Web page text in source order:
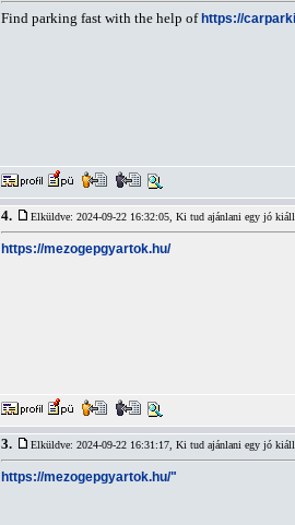
Find parking fast with the help ofhttps://
4. Elküldve: 2024-09-22 16:32:05, Ki tud ajánlani egy jó
https://mezogepgyartok.hu/
3. Elküldve: 2024-09-22 16:31:17, Ki tud ajánlani egy jó
https://mezogepgyartok.hu/"